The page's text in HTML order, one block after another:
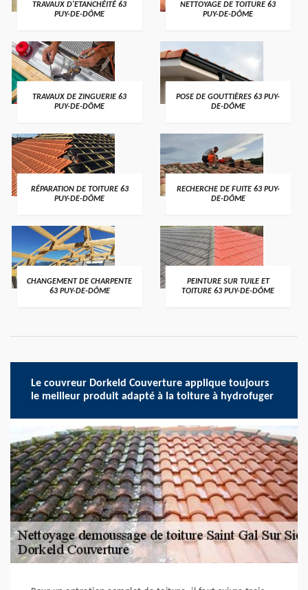
TRAVAUX D'ETANCHÉITÉ 63
PUY-DE-DÔME
NETTOYAGE DE TOITURE 63
PUY-DE-DÔME
TRAVAUX DE ZINGUERIE 63
PUY-DE-DÔME
POSE DE GOUTTIÈRES 63 PUY-
DE-DÔME
RÉPARATION DE TOITURE 63
PUY-DE-DÔME
RECHERCHE DE FUITE 63 PUY-
DE-DÔME
CHANGEMENT DE CHARPENTE
63 PUY-DE-DÔME
PEINTURE SUR TUILE ET
TOITURE 63 PUY-DE-DÔME
Le couvreur Dorkeld Couverture applique toujours
le meilleur produit adapté à la toiture à hydrofuger